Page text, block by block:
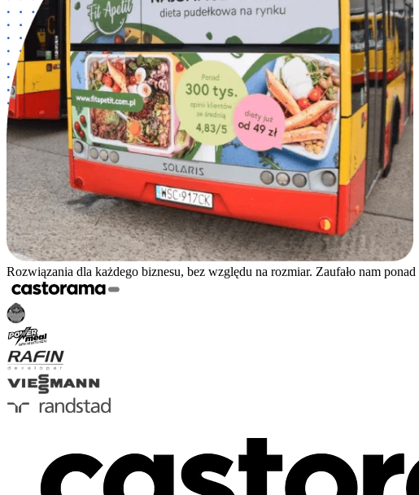
Rozwiązania dla każdego biznesu, bez względu na rozmiar. Zaufało nam